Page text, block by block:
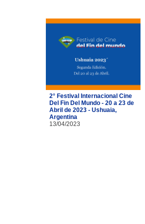
2° Festival Internacional Cine
Del Fin Del Mundo - 20 a 23 de
Abril de 2023 - Ushuaia,
Argentina
13/04/2023